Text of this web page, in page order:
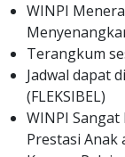
WINPI
Terangkum
Jadwal dapat
(FLEKSIBEL)
WINPI
Prestasi Anak